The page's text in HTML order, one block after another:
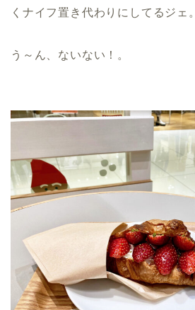
くナイフ置き代わりにしてるジェ。
う～ん、ないない！。